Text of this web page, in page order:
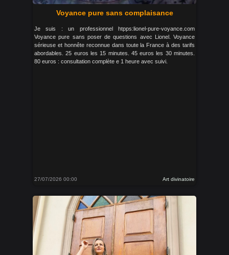
Voyance pure sans complaisance
Je suis : un professionnel htpps:lionel-pure-voyance.com
Voyance pure sans poser de questions avec Lionel. Voyance
sérieuse et honnête reconnue dans toute la France à des tarifs
abordables. 25 euros les 15 minutes. 45 euros les 30 minutes.
80 euros : consultation complète e 1 heure avec suivi.
27/07/2026 00:00 Art divinatoire